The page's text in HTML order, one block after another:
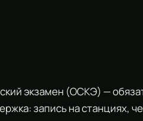
экзамен (ОСКЭ) —
запись на станциях,